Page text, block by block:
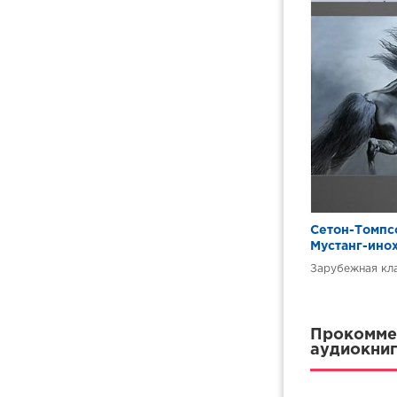
Сетон-
Мустанг-
Зарубежная